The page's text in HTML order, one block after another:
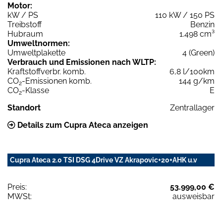
Motor:
kW / PS
110 kW / 150 PS
Treibstoff
Benzin
Hubraum
1.498 cm³
Umweltnormen:
Umweltplakette
4 (Green)
Verbrauch und Emissionen nach WLTP:
Kraftstoffverbr. komb.
6,8 l/100km
CO2-Emissionen komb.
144 g/km
CO2-Klasse
E
Standort
Zentrallager
Details zum Cupra Ateca anzeigen
Cupra Ateca 2.0 TSI DSG 4Drive VZ Akrapovic+20+AHK u.v
Preis:
53.999,00 €
MWSt:
ausweisbar